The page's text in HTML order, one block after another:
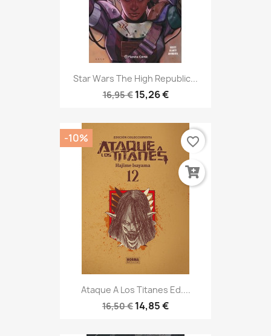
Star Wars The High Republic...
16,95 € 15,26 €
Ataque A Los Titanes Ed....
16,50 € 14,85 €
-10% favorite_border